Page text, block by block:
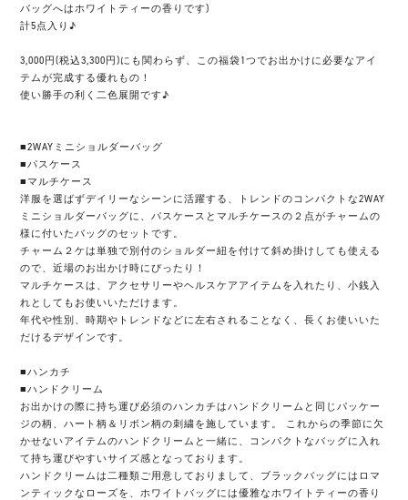
バッグへはホワイトティーの香りです)
計5点入り♪
3,000円(税込3,300円)にも関わらず、この福袋1つでお出かけに必要なアイ
テムが完成する優れもの！
使い勝手の利く二色展開です♪
■2WAYミニショルダーバッグ
■パスケース
■マルチケース
洋服を選ばずデイリーなシーンに活躍する、トレンドのコンパクトな2WAY
ミニショルダーバッグに、パスケースとマルチケースの２点がチャームの
様に付いたバッグのセットです。
チャーム２ケは単独で別付のショルダー紐を付けて斜め掛けしても使える
ので、近場のお出かけ時にぴったり！
マルチケースは、アクセサリーやヘルスケアアイテムを入れたり、小銭入
れとしてもお使いいただけます。
年代や性別、時期やトレンドなどに左右されることなく、長くお使いいた
だけるデザインです。
■ハンカチ
■ハンドクリーム
お出かけの際に持ち運び必須のハンカチはハンドクリームと同じパッケー
ジの柄、ハート柄＆リボン柄の刺繍を施しています。 これからの季節に欠
かせないアイテムのハンドクリームと一緒に、コンパクトなバッグに入れ
て持ち運びやすいサイズ感となっております。
ハンドクリームは二種類ご用意しておりまして、ブラックバッグにはロマ
ンティックなローズを、ホワイトバッグには優雅なホワイトティーの香り